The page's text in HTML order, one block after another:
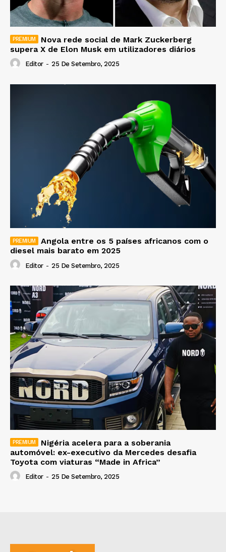
Nova rede social de Mark Zuckerberg
supera X de Elon Musk em utilizadores diários
Editor - 25 De Setembro, 2025
Angola entre os 5 países africanos com o
diesel mais barato em 2025
Editor - 25 De Setembro, 2025
Nigéria acelera para a soberania
automóvel: ex-executivo da Mercedes desafia
Toyota com viaturas “Made in Africa”
Editor - 25 De Setembro, 2025